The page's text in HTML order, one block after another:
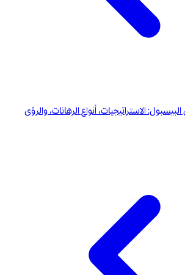
الاستراتيجيات، أنواع الرهانات، والرؤى